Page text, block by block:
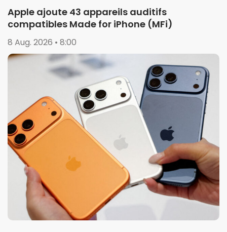
Apple ajoute 43 appareils auditifs
compatibles Made for iPhone (MFi)
8 Aug. 2026 • 8:00